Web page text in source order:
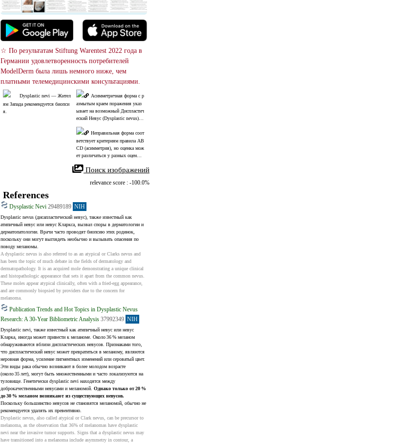
☆ По результатам Stiftung Warentest 2022 года в
Германии удовлетворенность потребителей
ModelDerm была лишь немного ниже, чем
платными телемедицинскими консультациями.
Dysplastic nevi ― Жител
ям Запада рекомендуется биопси
я.
Асимметричная форма с р
азмытым краем поражения указ
ывает на возможный Диспластич
еский Невус (Dysplastic nevus).
в пределах нормы. Для подтвер
ждения необходима биопсия.
Неправильная форма соот
ветствует критериям правила AB
CD (асимметрия), но оценка мож
ет различаться у разных оценщи
Поиск изображений
relevance score : -100.0%
References
Dysplastic Nevi 29489189 NIH
Dysplastic nevus (дисапластический невус), также известный как
атипичный невус или невус Кларкса, вызвал споры в дерматологии и
дерматопатологии. Врачи часто проводят биопсию этих родинок,
поскольку они могут выглядеть необычно и вызывать опасения по
поводу меланомы.
A dysplastic nevus is also referred to as an atypical or Clarks nevus and
has been the topic of much debate in the fields of dermatology and
dermatopathology. It is an acquired mole demonstrating a unique clinical
and histopathologic appearance that sets it apart from the common nevus.
These moles appear atypical clinically, often with a fried-egg appearance,
and are commonly biopsied by providers due to the concern for
melanoma.
Publication Trends and Hot Topics in Dysplastic Nevus
Research: A 30-Year Bibliometric Analysis 37992349 NIH
Dysplastic nevi, также известный как атипичный невус или невус
Кларка, иногда может привести к меланоме. Около 36 % меланом
обнаруживаются вблизи диспластических невусов. Признаками того,
что диспластический невус может превратиться в меланому, являются
неровная форма, усиление пигментных изменений или сероватый цвет.
Эти виды рака обычно возникают в более молодом возрасте
(около 35 лет), могут быть множественными и часто локализуются на
туловище. Генетически dysplastic nevi находятся между
доброкачественными невусами и меланомой. Однако только от 20 %
до 30 % меланом возникают из существующих невусов.
Поскольку большинство невусов не становятся меланомой, обычно не
рекомендуется удалять их превентивно.
Dysplastic nevus, also called atypical or Clark nevus, can be precursor to
melanoma, as the observation that 36% of melanomas have dysplastic
nevi near the invasive tumor supports. Signs that a dysplastic nevus may
have transitioned into a melanoma include asymmetry in contour, a